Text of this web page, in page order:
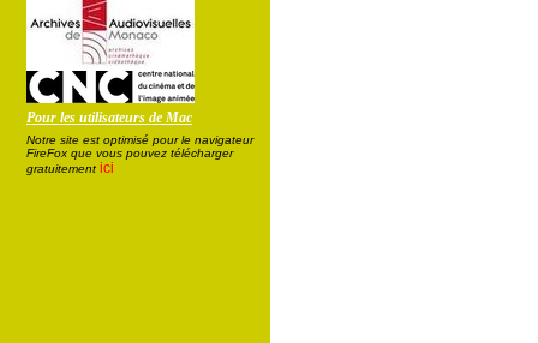
Pour les utilisateurs de Mac
Notre site est optimisé pour le navigateur
FireFox que vous pouvez télécharger
gratuitement ici